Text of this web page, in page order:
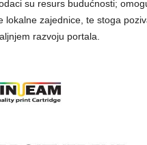
su resurs budućnosti;
lokalne zajednice, te stoga
razvoju portala.